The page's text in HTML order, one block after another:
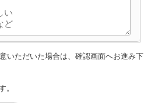
いただいた場合は、確認画面へお進み下
。